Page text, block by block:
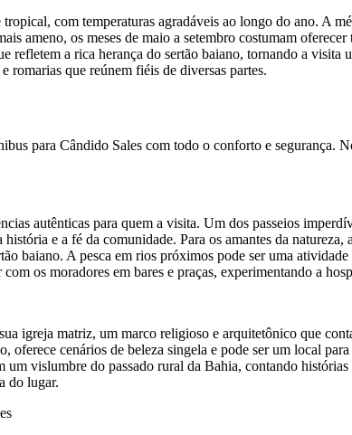
com temperaturas agradáveis ao longo do ano. A
ameno, os meses de maio a setembro costumam
refletem a rica herança do sertão baiano, tornando a
romarias que reúnem fiéis de diversas partes.
para Cândido Sales com todo o conforto e
autênticas para quem a visita. Um dos passeios
e a fé da comunidade. Para os amantes da
baiano. A pesca em rios próximos pode ser uma
os moradores em bares e praças, experimentando a
igreja matriz, um marco religioso e arquitetônico que
cenários de beleza singela e pode ser um local
um vislumbre do passado rural da Bahia, contando
do lugar.